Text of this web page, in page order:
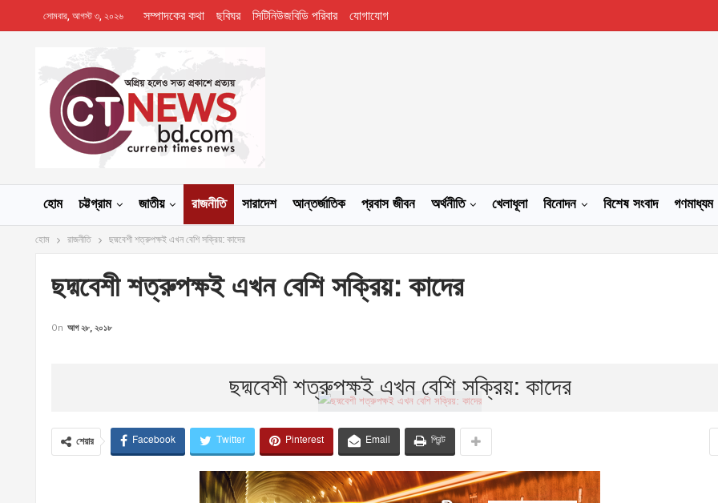
সোমবার, আগস্ট ৩, ২০২৬ সম্পাদকের কথা ছবিঘর সিটিনিউজবিডি পরিবার যোগাযোগ
হোম চট্টগ্রাম জাতীয় রাজনীতি সারাদেশ আন্তর্জাতিক প্রবাস জীবন অর্থনীতি খেলাধূলা বিনোদন বিশেষ সংবাদ গণমাধ্যম
হোম রাজনীতি ছদ্মবেশী শত্রুপক্ষই এখন বেশি সক্রিয়: কাদের
ছদ্মবেশী শত্রুপক্ষই এখন বেশি সক্রিয়: কাদের
On আগ ২৮, ২০১৮
ছদ্মবেশী শত্রুপক্ষই এখন বেশি সক্রিয়: কাদের
শেয়ার Facebook Twitter Pinterest Email প্রিন্ট